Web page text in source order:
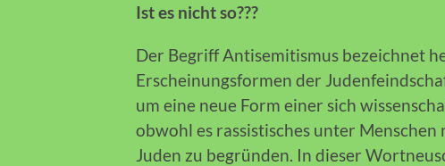
Ist es nicht so???
Der Begriff Antisemitismus bezeichnet
Erscheinungsformen der
um eine neue Form einer sich
obwohl es rassistisches unter
Juden zu begründen. In dieser